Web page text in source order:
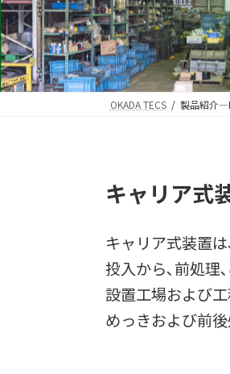
OKADA TECS 製品紹介
キャリア式
キャリア式装置
投入から､前処理
設置工場および
めっきおよび前